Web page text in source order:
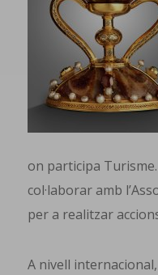
on participa
col·laborar amb
per a realitzar
A nivell